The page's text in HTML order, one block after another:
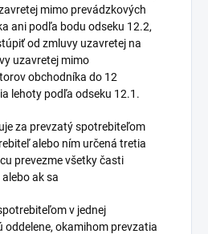
mimo prevádzkových
ani podľa bodu odseku 12.2,
od zmluvy uzavretej na
uzavretej mimo
obchodníka do 12
lehoty podľa odseku 12.1.
za prevzatý spotrebiteľom
alebo ním určená tretia
prevezme všetky časti
ak sa
v jednej
oddelene, okamihom prevzatia